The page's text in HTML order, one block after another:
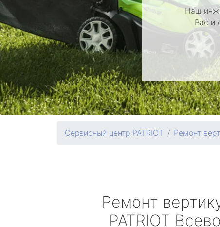
Наш
Вас и
Сервисный центр PATRIOT Ремонт
Ремонт
PATRIOT